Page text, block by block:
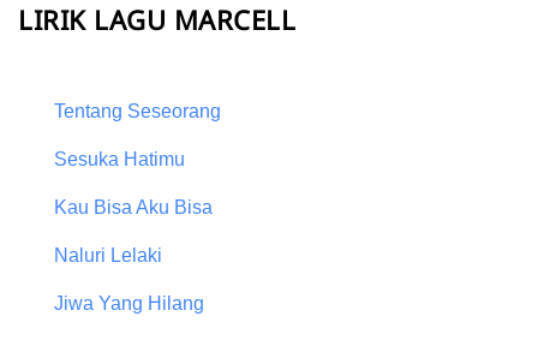
LIRIK LAGU MARCELL
Tentang Seseorang
Sesuka Hatimu
Kau Bisa Aku Bisa
Naluri Lelaki
Jiwa Yang Hilang